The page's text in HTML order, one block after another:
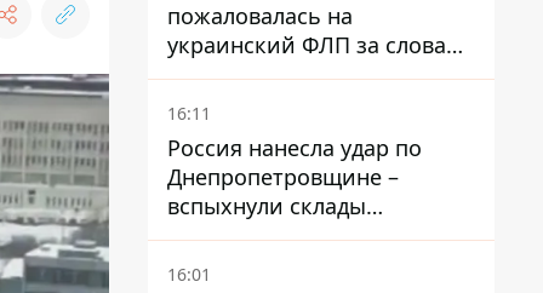
пожаловалась на
украинский ФЛП за слова
SUN SCRIPTION на упаковке
крема - АМКУ наложил
16:11
Россия нанесла удар по
Днепропетровщине –
вспыхнули склады
логистической компании
16:01